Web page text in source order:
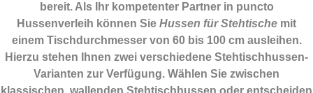
bereit. Als Ihr kompetenter Partner in puncto
Hussenverleih können Sie Hussen für Stehtische mit
einem Tischdurchmesser von 60 bis 100 cm ausleihen.
Hierzu stehen Ihnen zwei verschiedene Stehtischhussen-
Varianten zur Verfügung. Wählen Sie zwischen
klassischen, wallenden Stehtischhussen oder entscheiden